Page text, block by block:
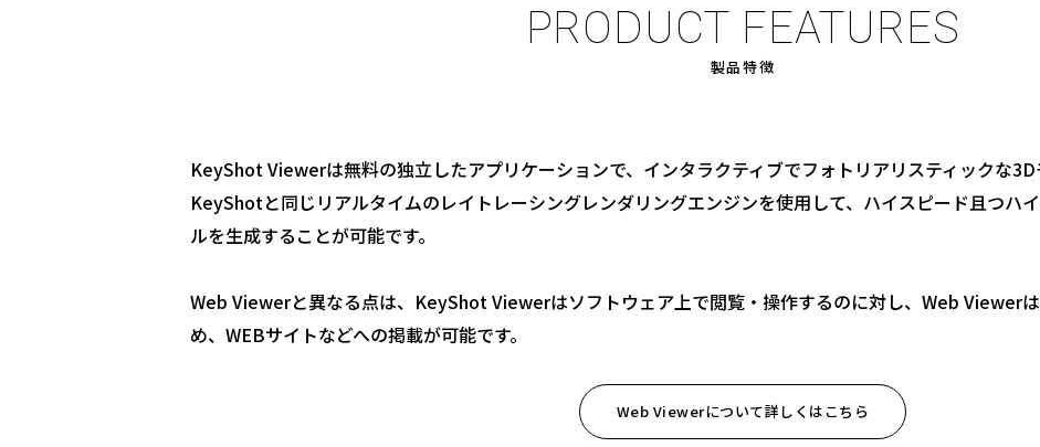
PRODUCT FEATURES
製品特徴
KeyShot Viewerは無料の独立したアプリケーションで、インタラクティブでフォトリアリスティックな3D
KeyShotと同じリアルタイムのレイトレーシングレンダリングエンジンを使用して、ハイスピード且つハ
ルを生成することが可能です。
Web Viewerと異なる点は、KeyShot Viewerはソフトウェア上で閲覧・操作するのに対し、Web Viewer
め、WEBサイトなどへの掲載が可能です。
Web Viewerについて詳しくはこちら